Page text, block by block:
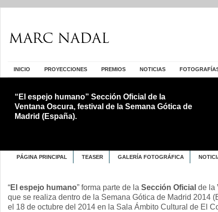
INICIO PROYECCIONES PREMIOS NOTICIAS
“El espejo humano” Sección Oficial de la
Ventana Oscura, festival de la Semana Gótica de
Madrid (España).
PÁGINA PRINCIPAL TEASER GALERÍA FOTOGRÁFICA
“El espejo humano” forma parte de la Sección Oficial de la
que se realiza dentro de la Semana Gótica de Madrid 2014
el 18 de octubre del 2014 en la Sala Ámbito Cultural de El